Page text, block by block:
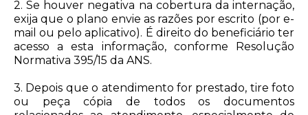
2. Se houver negativa na cobertura da internação,
exija que o plano envie as razões por escrito (por e-
mail ou pelo aplicativo). É direito do beneficiário ter
acesso a esta informação, conforme Resolução
Normativa 395/15 da ANS.
3. Depois que o atendimento for prestado, tire foto
ou peça cópia de todos os documentos